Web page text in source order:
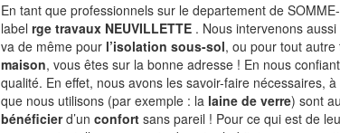
En tant que professionnels sur le departement de
labelrge travaux NEUVILLETTE . Nous intervenons
va de même pour l’isolation sous-sol, ou pour tout
maison, vous êtes sur la bonne adresse ! En nous
qualité. En effet, nous avons les savoir-faire nécessaires,
que nous utilisons (par exemple : la laine de verre) sont
bénéficierd’unconfort sans pareil ! Pour ce qui est de